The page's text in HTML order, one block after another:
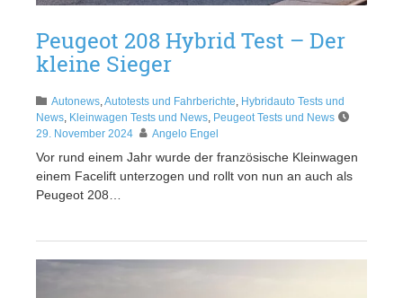
Peugeot 208 Hybrid Test – Der
kleine Sieger
Autonews,Autotests und Fahrberichte, Hybridauto Tests und
News, Kleinwagen Tests und News, Peugeot Tests und News
29. November 2024
Angelo Engel
Vor rund einem Jahr wurde der französische Kleinwagen
einem Facelift unterzogen und rollt von nun an auch als
Peugeot 208…